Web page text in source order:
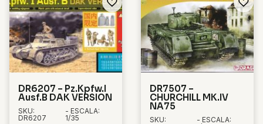
DR6207 – Pz.Kpfw.I
Ausf.B DAK VERSION
SKU:
DR6207
- ESCALA:
1/35
DR7507 –
CHURCHILL MK.IV
NA75
SKU:
- ESCALA: